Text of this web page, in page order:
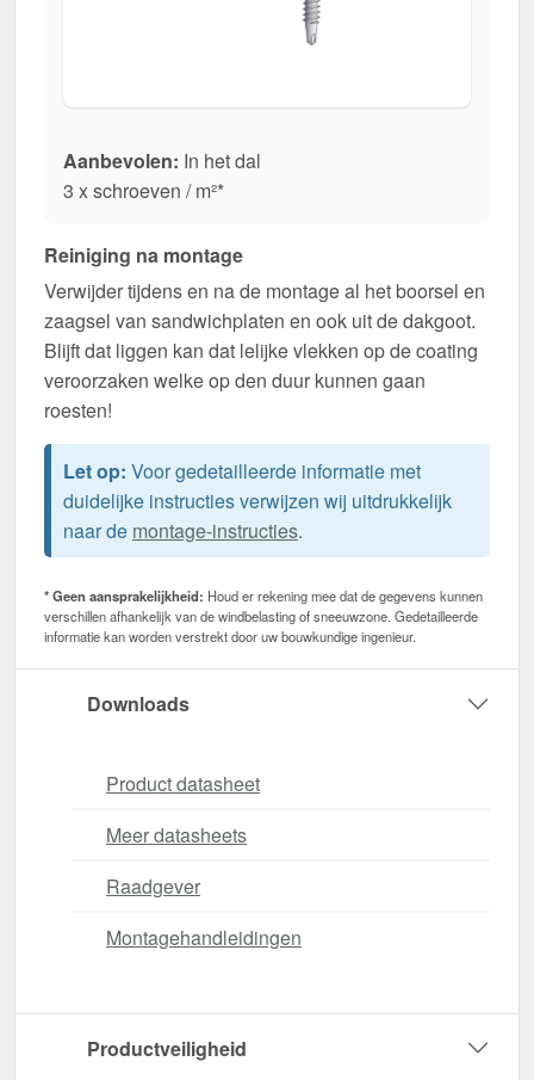
Aanbevolen: In het dal
3 x schroeven / m²*
Reiniging na montage
Verwijder tijdens en na de montage al het boorsel en
zaagsel van sandwichplaten en ook uit de dakgoot.
Blijft dat liggen kan dat lelijke vlekken op de coating
veroorzaken welke op den duur kunnen gaan
roesten!
Let op: Voor gedetailleerde informatie met
duidelijke instructies verwijzen wij uitdrukkelijk
naar de montage-instructies.
* Geen aansprakelijkheid: Houd er rekening mee dat de gegevens kunnen
verschillen afhankelijk van de windbelasting of sneeuwzone. Gedetailleerde
informatie kan worden verstrekt door uw bouwkundige ingenieur.
Downloads
Product datasheet
Meer datasheets
Raadgever
Montagehandleidingen
Productveiligheid